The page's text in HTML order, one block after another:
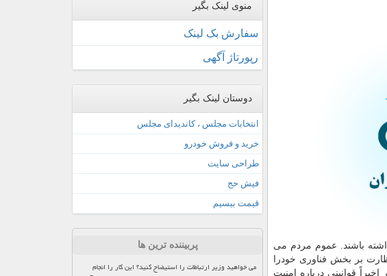
داشته باشند. عموم مردم می
نظارت بر بخش فناوری خودرا
قوانینی درباره امنیت
منوی لینک بگیر
سفارش بک لینک
رپورتاژ آگهی
دوستان لینک بگیر
انتخابات مجلس ، کاندیدای مجلس
خرید و فروش خودرو
طراحی سایت
فیش حج
قیمت بیسیم
پربیننده ترین ها
می خواهید وزیر ارتباطات را استیضاح کنید؟ این کار را انجام